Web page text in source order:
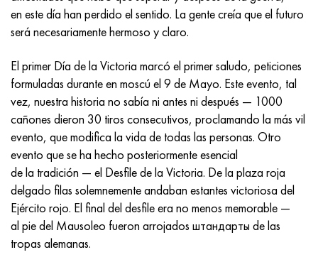
en este día han perdido el sentido. La gente creía que el futuro
será necesariamente hermoso y claro.
El primer Día de la Victoria marcó el primer saludo, peticiones
formuladas durante en moscú el 9 de Mayo. Este evento, tal
vez, nuestra historia no sabía ni antes ni después — 1000
cañones dieron 30 tiros consecutivos, proclamando la más vil
evento, que modifica la vida de todas las personas. Otro
evento que se ha hecho posteriormente esencial
de la tradición — el Desfile de la Victoria. De la plaza roja
delgado filas solemnemente andaban estantes victoriosa del
Ejército rojo. El final del desfile era no menos memorable —
al pie del Mausoleo fueron arrojados штандарты de las
tropas alemanas.
Incotherm
incotest
Jette M152
Cobalto 6B
maraging 250
René 41
Maraging 300
Maraging 350
47ND
47НХР
49KF
49K2F, 49K2FA-VI
Aleación 50N
Aleación 50NP
50NHS
Aleación 52N
HN62VMYUT
HN62MVKYU
HN63MB
XN65VM
KhN65VMTYu
KhN67MVTYu
KhN68VKTYU
KhN68VMTYUK-vd
VT-35
PT-1M
PT-3V
PT-7M
2B
SPT-2 sv
A LAS 3
3M
1.4466 - AISI 310MoLn
Aleación Al6xn
15-7Ph® - 1.4532
PH 13-8 meses - 1.4534
1.4542 - 17-4Ph®
Custom 455® - 1.4543 - uns s45500
1.4545 - 15-5Ph®
1.4548 - 17-4Ph®
10X17H13M3T
10X18N18Yu4D
11X11N2V2MF
12Х18Н9Т
13X11N2V2MF
15x11mf
15х12vnmf
15Х12Н2MVFAB
2,0872, CuNi10Fe1Mn, Cw352h
Bronce aluminio silicio
CW301G, C64200
bronce de silicio
C65500, CuAl11Fe3
C65620, CuSi3Fe2Zn3
C65100, CuSi1.5
Bronce estaño-plomo
latón rojo
C84400, CuSn2ZnPb
C83600, CuSn5ZnPb
45G2, 45g2, AISI 1144
Aleación de acero estructural
10g2, 10g2, AISI 1513
12X2H4A, 15NiCr13, 1.5752
AC14, 11SMnPb30
20G, 20mn5
20XH3A, AISI 4320, 20hn3a
20HM, 24CrMo5, 20hm
Р6М5, 1.3343, hs6-5-2, sw7m
Р6М5К5, 1.3243, hs6-5-2-5
R6M5F3, 1.3344, hs6-5-3
9М4К8,1.3207
R12F3, 1.3318, sw12
P18, 1,3355, hs18-0-1, sw18
Acero carbono
10,1.1645, C105W1